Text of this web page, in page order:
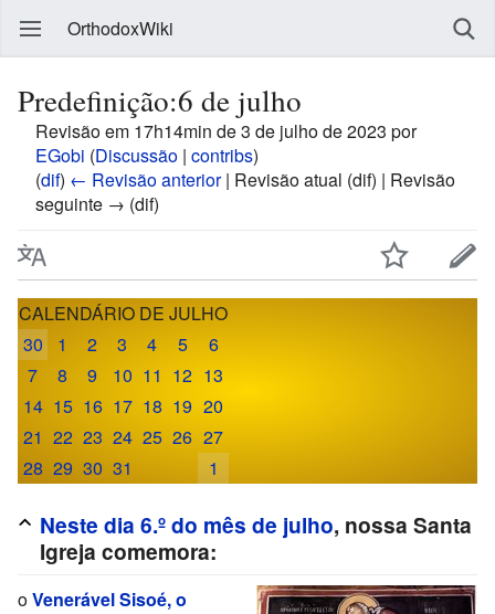
OrthodoxWiki
Predefinição:6 de julho
Revisão em 17h14min de 3 de julho de 2023 por
EGobi (Discussão | contribs)
(dif) ← Revisão anterior| Revisão atual (dif) | Revisão
seguinte → (dif)
CALENDÁRIO DE JULHO
30
1 2 3 4 5
6
7
8 9 10 11 12 13
14 15 16 17 18 19 20
21 22 23 24 25 26 27
28 29 30 31 1
Neste dia 6.º do mês de julho, nossa Santa
Igreja comemora:
oVenerável Sisoé, o